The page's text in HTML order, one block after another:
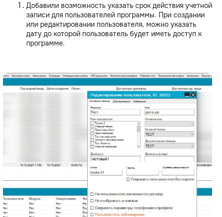
Добавили возможность указать срок действия учетной
записи для пользователей программы. При создании
или редактировании пользователя, можно указать
дату до которой пользователь будет иметь доступ к
программе.